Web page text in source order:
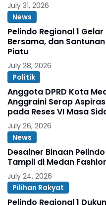
July 31, 2026
News
Pelindo Regional 1
Bersama, dan
Piatu
July 28, 2026
Politik
Anggota DPRD Kota
Anggraini Serap
pada Reses VI Masa
Marelan
July 26, 2026
News
Desainer Binaan Pelindo
Tampil di Medan
July 24, 2026
Pilihan Rakyat
Pelindo Regional 1